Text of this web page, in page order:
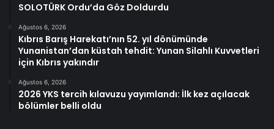
SOLOTÜRK Ordu’da Göz Doldurdu
Ağustos 6, 2026
Kıbrıs Barış Harekatı’nın 52. yıl dönümünde
Yunanistan’dan küstah tehdit: Yunan Silahlı Kuvvetleri
için Kıbrıs yakındır
Ağustos 6, 2026
2026 YKS tercih kılavuzu yayımlandı: İlk kez açılacak
bölümler belli oldu